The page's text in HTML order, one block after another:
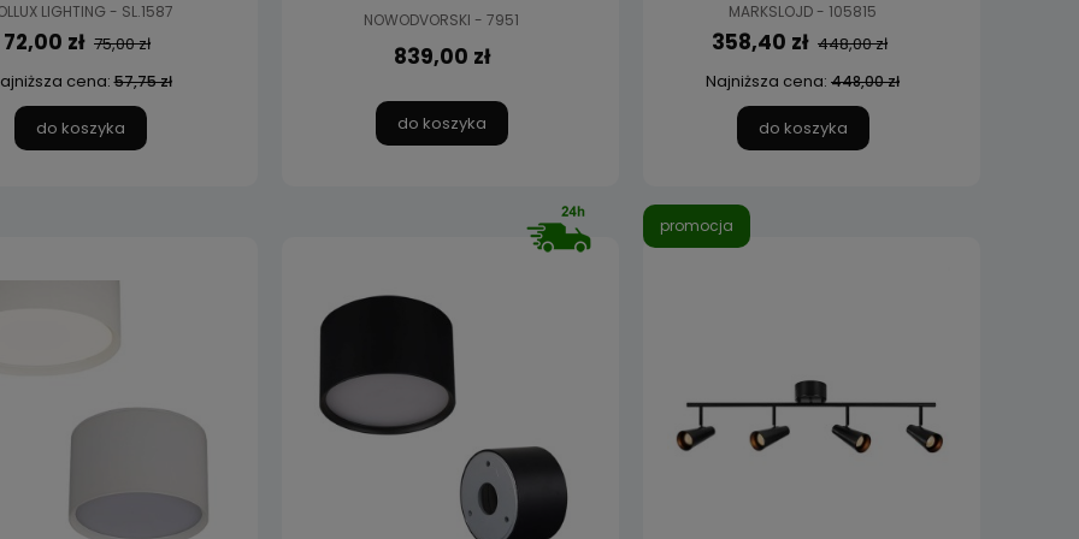
LIGHTING - SL.1587
72,00 zł 75,00 zł
cena:57,75 zł
do koszyka
NOWODVORSKI - 7951
839,00 zł
do koszyka
MARKSLOJD - 105815
358,40 zł 448,00 zł
Najniższa cena: 448,00 zł
do koszyka
promocja